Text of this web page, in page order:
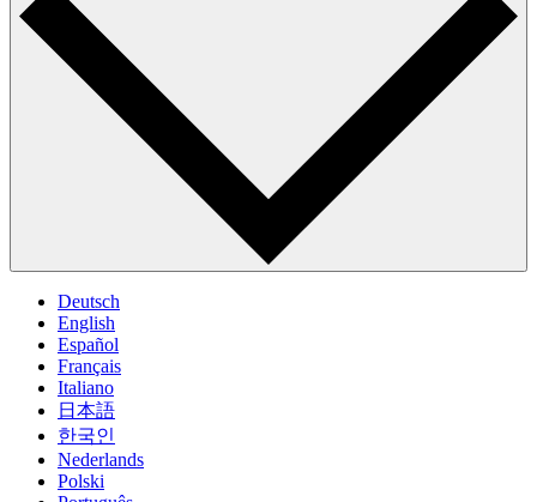
Deutsch
English
Español
Français
Italiano
日本語
한국인
Nederlands
Polski